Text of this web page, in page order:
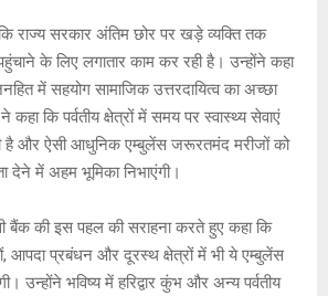
राज्य सरकार अंतिम छोर पर खड़े व्यक्ति तक
के लिए लगातार काम कर रही है। उन्होंने कहा
में सहयोग सामाजिक उत्तरदायित्व का अच्छा
कि पर्वतीय क्षेत्रों में समय पर स्वास्थ्य सेवाएं
है और ऐसी आधुनिक एम्बुलेंस जरूरतमंद मरीजों को
देने में अहम भूमिका निभाएंगी।
बैंक की इस पहल की सराहना करते हुए कहा कि
आपदा प्रबंधन और दूरस्थ क्षेत्रों में भी ये एम्बुलेंस
उन्होंने भविष्य में हरिद्वार कुंभ और अन्य पर्वतीय